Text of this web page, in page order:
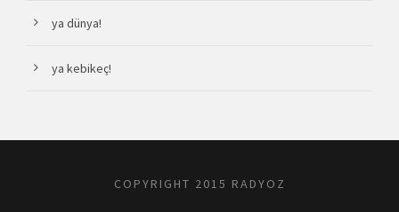
ya dünya!
ya kebikeç!
COPYRIGHT 2015 RADYOZ